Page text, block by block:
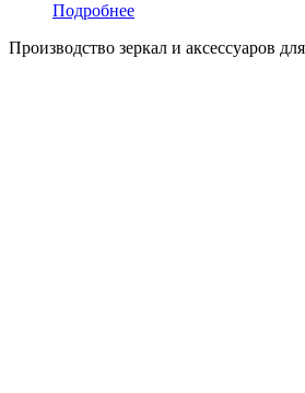
Подробнее
Производство зеркал и аксессуаров